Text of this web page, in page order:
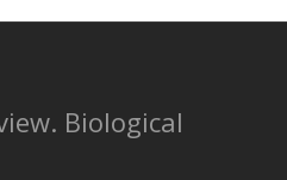
Biological